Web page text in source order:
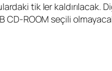
tik ler kaldırılacak.
ROOM seçili